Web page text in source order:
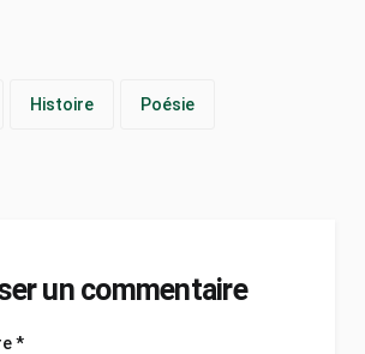
Histoire Poésie
un commentaire
*